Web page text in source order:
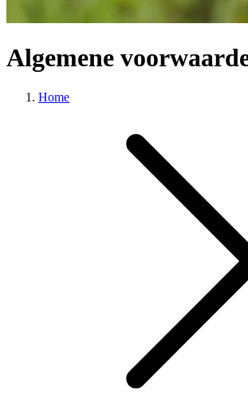
Algemene
Home